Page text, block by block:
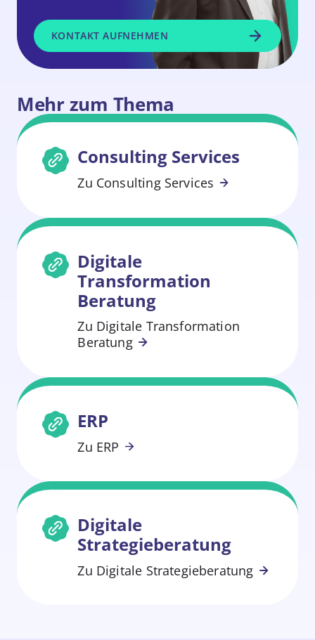
KONTAKT AUFNEHMEN
Mehr zum Thema
Consulting Services
Zu Consulting Services
Digitale
Transformation
Beratung
Zu Digitale Transformation
Beratung
ERP
Zu ERP
Digitale
Strategieberatung
Zu Digitale Strategieberatung